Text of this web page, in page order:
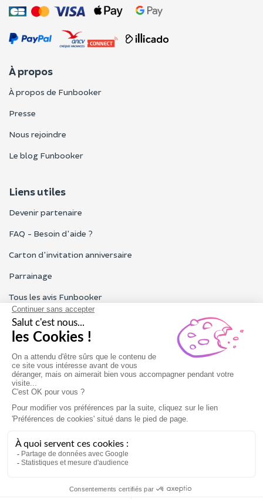
À propos
À propos de Funbooker
Presse
Nous rejoindre
Le blog Funbooker
Liens utiles
Devenir partenaire
FAQ - Besoin d'aide ?
Carton d'invitation anniversaire
Parrainage
Tous les avis Funbooker
Particuliers, entreprises, professionnels
Notre service client est ouvert du lundi au vendredi de 9h à 18h
Nous contacter
Conditions générales
Mentions légales